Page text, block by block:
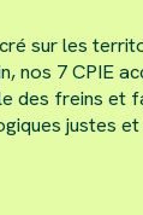
sur les
nos 7 CPIE
des freins et
justes et